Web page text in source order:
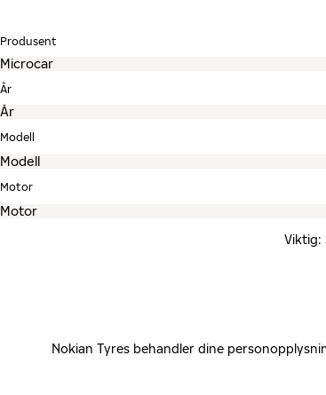
Produsent
År
Modell
Motor
Viktig:
Nokian Tyres behandler dine